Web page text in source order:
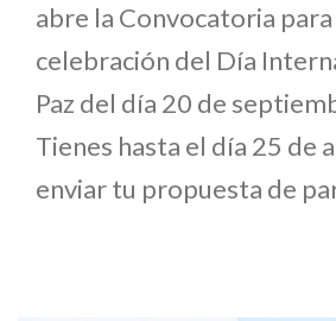
abre la Convocatoria
celebración del Día
Paz del día 20 de
Tienes hasta el día 25 de
enviar tu propuesta de